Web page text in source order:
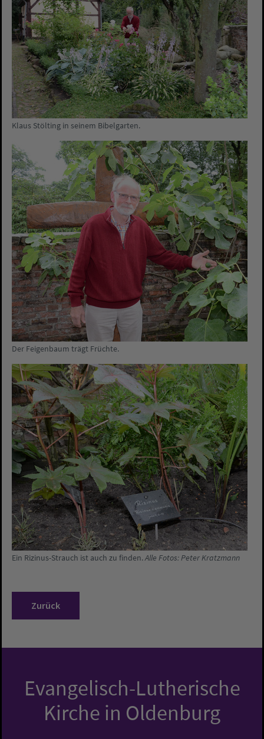
Klaus Stölting in seinem Bibelgarten.
Der Feigenbaum trägt Früchte.
Ein Rizinus-Strauch ist auch zu finden.Alle Fotos: Peter Kratzmann
Zurück
Evangelisch-Lutherische
Kirche in Oldenburg